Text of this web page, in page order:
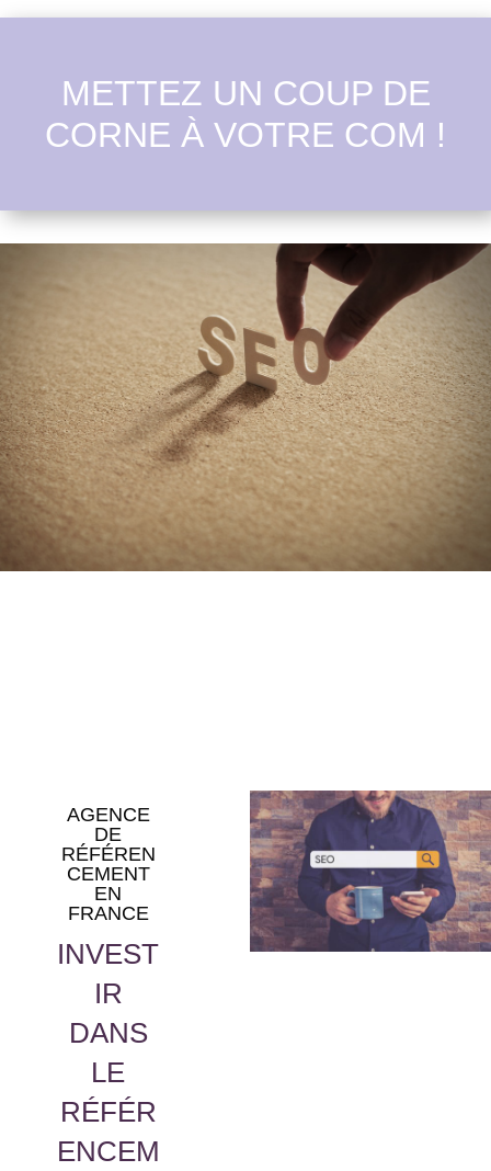
METTEZ UN COUP DE
CORNE À VOTRE COM !
AGENCE
DE
RÉFÉREN
CEMENT
EN
FRANCE
INVEST
IR
DANS
LE
RÉFÉR
ENCEM